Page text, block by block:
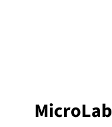
MicroLab